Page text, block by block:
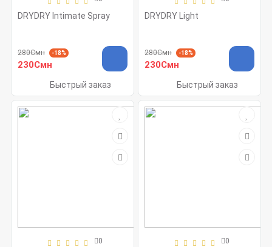
DRYDRY Intimate Spray
280Смн -18%
230Смн
Быстрый заказ
DRYDRY Light
280Смн -18%
230Смн
Быстрый заказ
0 0